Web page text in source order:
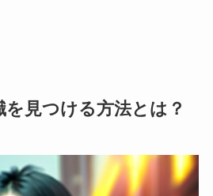
見つける方法とは？